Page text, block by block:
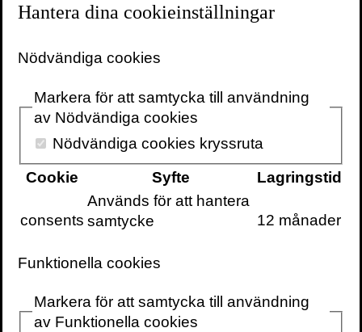
Volante
VOLANTE PÅ
FACEBOOK
VOLANTE PÅTWITTER
VILL DU FÅ VÅRT
föreläsningar och
Hantera dina cookieinställningar
Nödvändiga cookies
Markera för att samtycka till användning
av Nödvändiga cookies
Nödvändiga cookies kryssruta
Cookie
Syfte Lagringstid
consents
Används för att hantera
samtycke
12 månader
Funktionella cookies
Markera för att samtycka till användning
av Funktionella cookies